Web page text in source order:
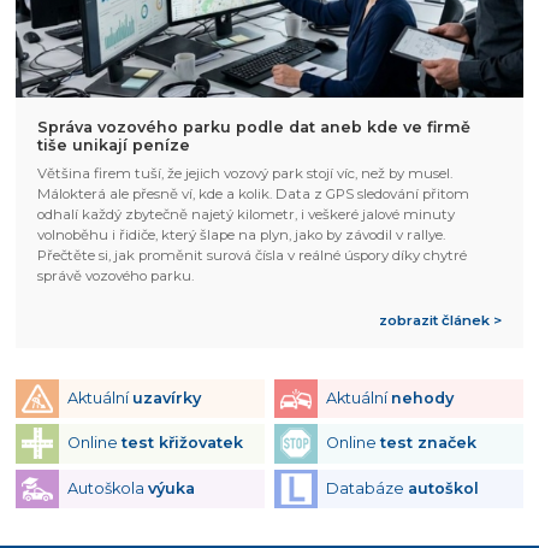
Správa vozového parku podle dat aneb kde ve firmě
tiše unikají peníze
Většina firem tuší, že jejich vozový park stojí víc, než by musel.
Málokterá ale přesně ví, kde a kolik. Data z GPS sledování přitom
odhalí každý zbytečně najetý kilometr, i veškeré jalové minuty
volnoběhu i řidiče, který šlape na plyn, jako by závodil v rallye.
Přečtěte si, jak proměnit surová čísla v reálné úspory díky chytré
správě vozového parku.
zobrazit článek >
Aktuální uzavírky Aktuální nehody
Onlinetest křižovatek Onlinetest značek
Autoškola výuka Databáze autoškol